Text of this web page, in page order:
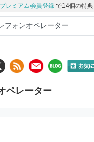
プレミアム会員登録 で14個の特典
ペレーター